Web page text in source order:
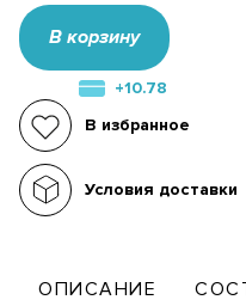
В корзину
+10.78
В избранное
Условия доставки
ОПИСАНИЕ